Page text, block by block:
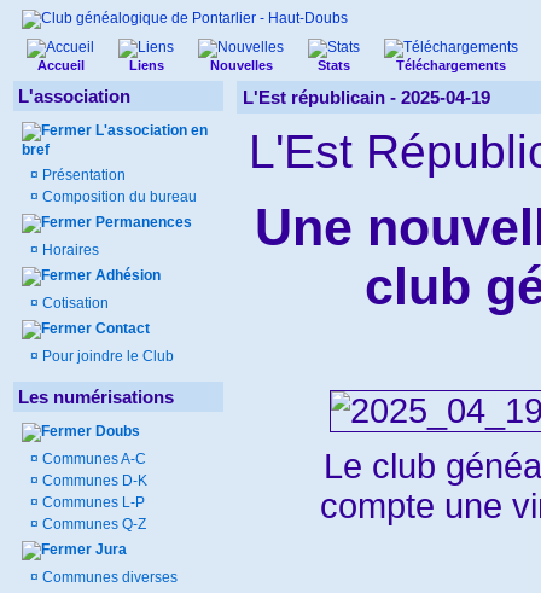
Accueil Liens Nouvelles Stats Téléchargements
L'association
L'association en
bref
¤ Présentation
¤ Composition du bureau
Permanences
¤ Horaires
Adhésion
¤ Cotisation
Contact
¤ Pour joindre le Club
Les numérisations
Doubs
¤ Communes A-C
¤ Communes D-K
¤ Communes L-P
¤ Communes Q-Z
Jura
¤ Communes diverses
L'Est républicain - 2025-04-19
L'Est
Une
club
Le club
compte une